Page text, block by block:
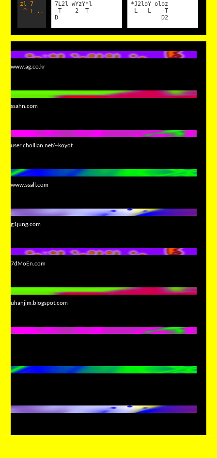
zl 7
^ + ..
7L2l wYzY*l
-T 2 T
D
*J2loY oloz
L L -T
D2
www.ag.co.kr
ssahn.com
user.chollian.net/~koyot
www.ssall.com
g1jung.com
7dMoEn.com
uhanjim.blogspot.com